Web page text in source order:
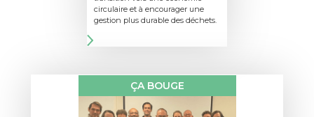
circulaire et à encourager une
gestion plus durable des déchets.
ÇA BOUGE